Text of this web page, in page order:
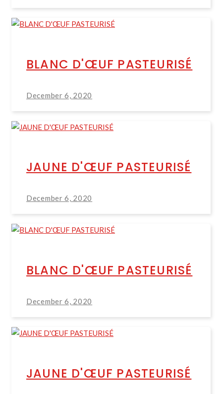
BLANC D'ŒUF PASTEURISÉ
December 6, 2020
JAUNE D'ŒUF PASTEURISÉ
December 6, 2020
BLANC D'ŒUF PASTEURISÉ
December 6, 2020
JAUNE D'ŒUF PASTEURISÉ